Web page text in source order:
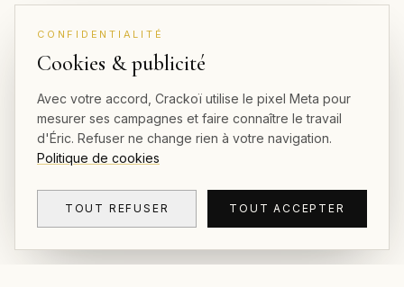
CONFIDENTIALITÉ
Cookies & publicité
Avec votre accord, Crackoï utilise le pixel Meta pour
mesurer ses campagnes et faire connaître le travail
d'Éric. Refuser ne change rien à votre navigation.
Politique de cookies
TOUT REFUSER TOUT ACCEPTER